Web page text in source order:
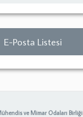
E-Posta Listesi
ve Mimar Odaları Birliği